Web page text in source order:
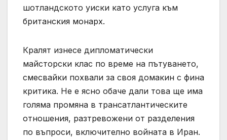
шотландското уиски като услуга към
британския монарх.
Кралят изнесе дипломатически
майсторски клас по време на пътуването,
смесвайки похвали за своя домакин с фина
критика. Не е ясно обаче дали това ще има
голяма промяна в трансатлантическите
отношения, разтревожени от разделения
по въпроси, включително войната в Иран.